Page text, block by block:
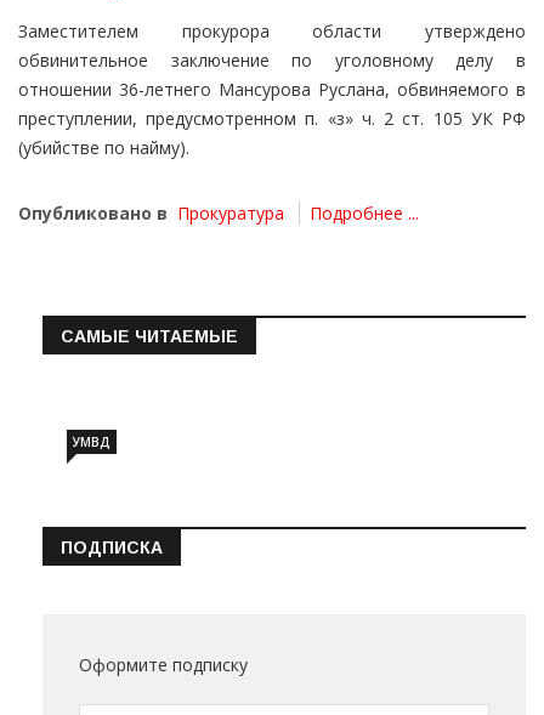
Заместителем прокурора области утверждено
обвинительное заключение по уголовному делу в
отношении 36-летнего Мансурова Руслана, обвиняемого в
преступлении, предусмотренном п. «з» ч. 2 ст. 105 УК РФ
(убийстве по найму).
Опубликовано в Прокуратура Подробнее ...
САМЫЕ ЧИТАЕМЫЕ
УМВД
ПОДПИСКА
Оформите подписку